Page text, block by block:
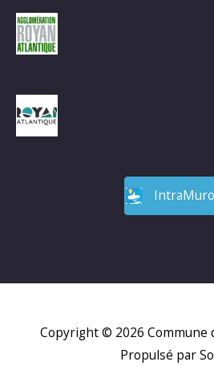
Copyright © 2026 Commune
Propulsé par